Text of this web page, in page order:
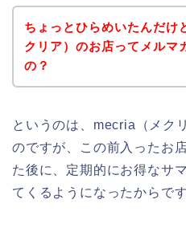
ちょっとひらめいたんだけ
クリア）のお店ってメルマ
の？
というのは、mecria（メク
のですが、この前入ったお
た後に、定期的にお得なサ
てくるようになったからです